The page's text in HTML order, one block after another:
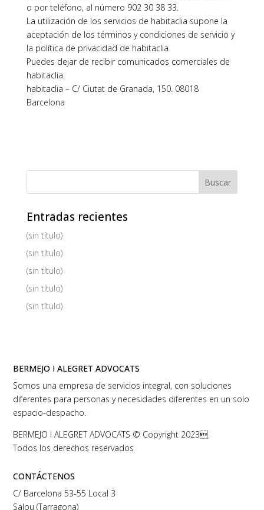
o por teléfono, al número 902 30 38 33.
La utilización de los servicios de habitaclia supone la
aceptación de los términos y condiciones de servicio y
la política de privacidad de habitaclia.
Puedes dejar de recibir comunicados comerciales de
habitaclia.
habitaclia – C/ Ciutat de Granada, 150. 08018
Barcelona
Entradas recientes
(sin título)
(sin título)
(sin título)
(sin título)
(sin título)
BERMEJO I ALEGRET ADVOCATS
Somos una empresa de servicios integral, con soluciones
diferentes para personas y necesidades diferentes en un solo
espacio-despacho.
BERMEJO I ALEGRET ADVOCATS © Copyright 2023
Todos los derechos reservados
CONTÁCTENOS
C/ Barcelona 53-55 Local 3
Salou (Tarragona)